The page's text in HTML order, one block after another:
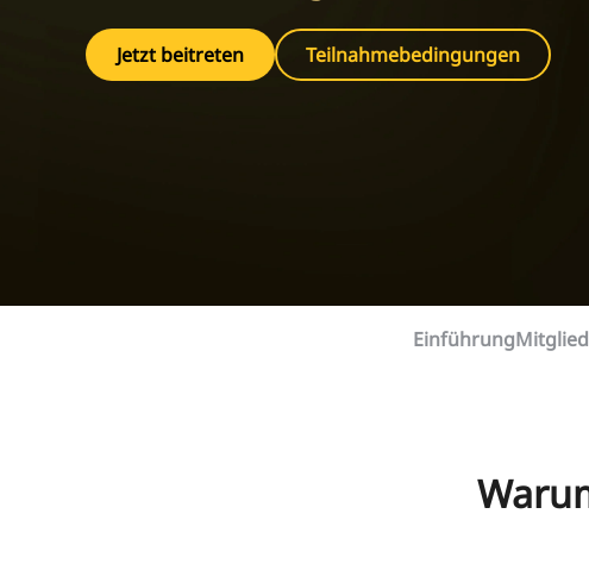
Jetzt beitreten Teilnahmebedingungen
Einführung